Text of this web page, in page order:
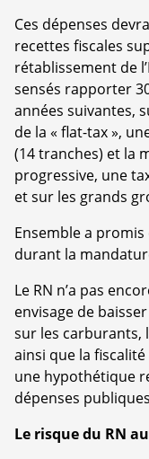
Ces dépenses
recettes fiscales
rétablissement de
sensés rapporter
années suivantes,
de la « flat-tax »,
(14 tranches) et la
progressive, une
et sur les grands
Ensemble a
durant la
Le RN n’a pas
envisage de
sur les carburants,
ainsi que la
une hypothétique
dépenses
Le risque du RN